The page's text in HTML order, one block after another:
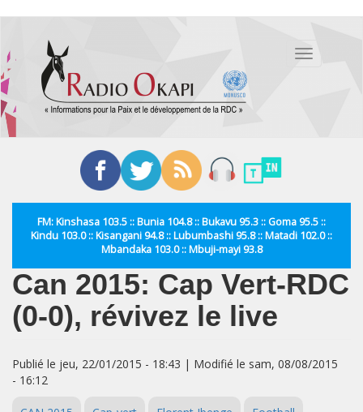
contenu
principal
Toggle
FM: Kinshasa 103.5 :: Bunia 104.8 :: Bukavu 95.3 :: Goma 95.5 ::
Kindu 103.0 :: Kisangani 94.8 :: Lubumbashi 95.8 :: Matadi 102.0 ::
Mbandaka 103.0 :: Mbuji-mayi 93.8
Can 2015: Cap Vert-RDC
(0-0), révivez le live
Publié le jeu, 22/01/2015 - 18:43 | Modifié le sam, 08/08/2015
- 16:12